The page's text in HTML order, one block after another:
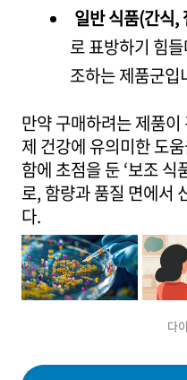
일반 식품(간식,
로 표방하기 힘
조하는 제품군입
만약 구매하려는 제품
제 건강에 유의미한 도
함에 초점을 둔 ‘보조 식
로, 함량과 품질 면에서
다.
다